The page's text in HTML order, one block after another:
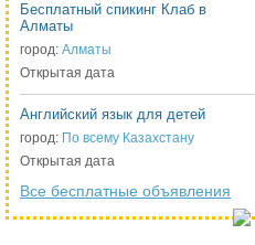
Бесплатный спикинг Клаб в
Алматы
город: Алматы
Открытая дата
Английский язык для детей
город: По всему Казахстану
Открытая дата
Все бесплатные объявления